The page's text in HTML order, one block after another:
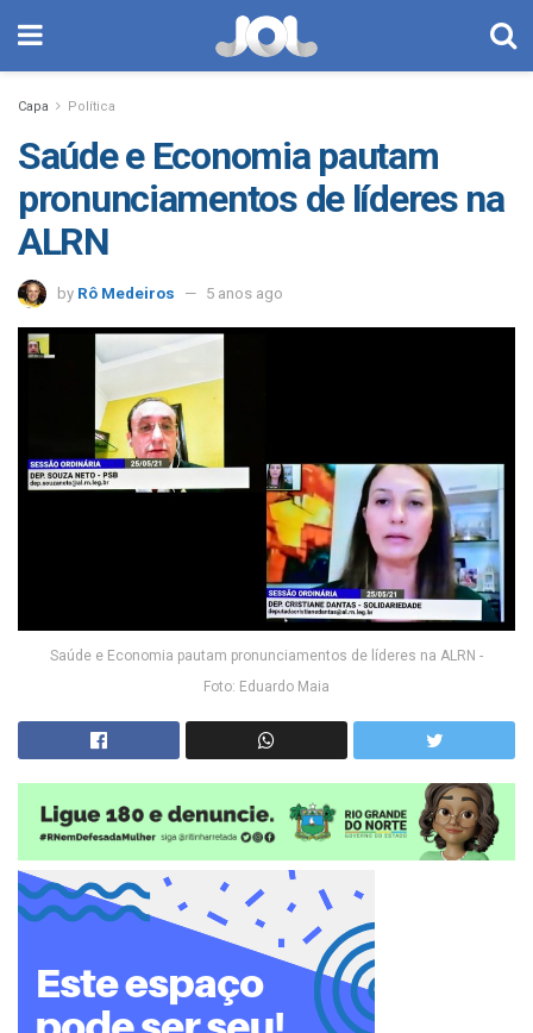
Capa Política
Saúde e Economia pautam
pronunciamentos de líderes na
ALRN
by Rô Medeiros 5 anos ago
Saúde e Economia pautam pronunciamentos de líderes na ALRN -
Foto: Eduardo Maia